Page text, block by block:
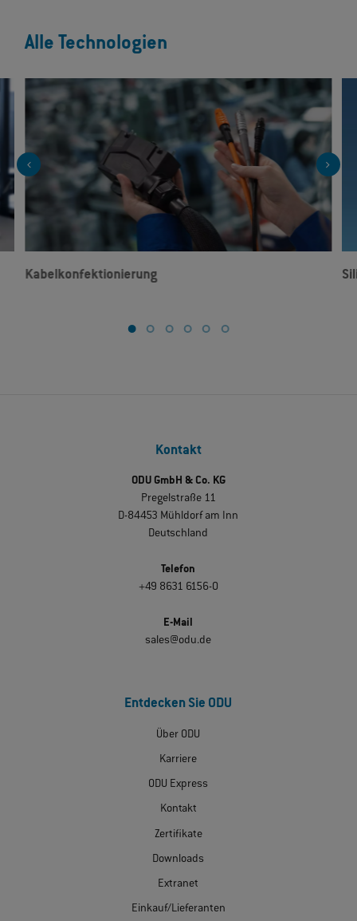
Alle Technologien
Kabelkonfektionierung
Kontakt
ODU GmbH & Co. KG
Pregelstraße 11
D-84453 Mühldorf am Inn
Deutschland
Telefon
+49 8631 6156-0
E-Mail
sales@odu.de
Entdecken Sie ODU
Über ODU
Karriere
ODU Express
Kontakt
Zertifikate
Downloads
Extranet
Einkauf/Lieferanten